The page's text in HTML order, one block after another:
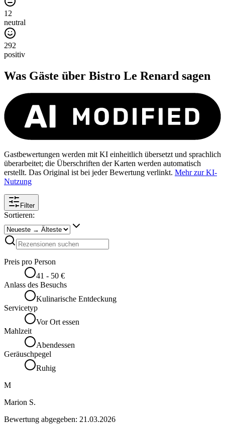
12
neutral
292
positiv
Was Gäste über Bistro Le Renard sagen
Gastbewertungen werden mit KI einheitlich übersetzt und sprachlich
überarbeitet; die Überschriften der Karten werden automatisch
erstellt. Das Original ist bei jeder Bewertung verlinkt. Mehr zur KI-
Nutzung
Filter
Sortieren:
Preis pro Person
41 - 50 €
Anlass des Besuchs
Kulinarische Entdeckung
Servicetyp
Vor Ort essen
Mahlzeit
Abendessen
Geräuschpegel
Ruhig
M
Marion S.
Bewertung abgegeben: 21.03.2026